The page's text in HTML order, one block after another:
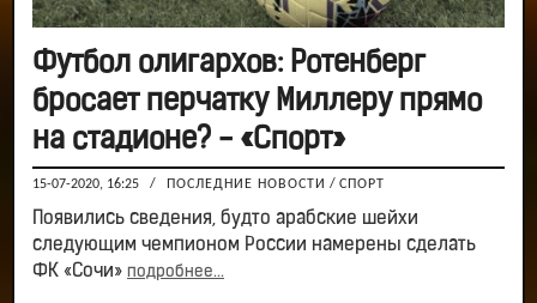
Футбол олигархов: Ротенберг
бросает перчатку Миллеру прямо
на стадионе? - «Спорт»
15-07-2020, 16:25 / ПОСЛЕДНИЕ НОВОСТИ / СПОРТ
Появились сведения, будто арабские шейхи
следующим чемпионом России намерены сделать
ФК «Сочи» подробнее...